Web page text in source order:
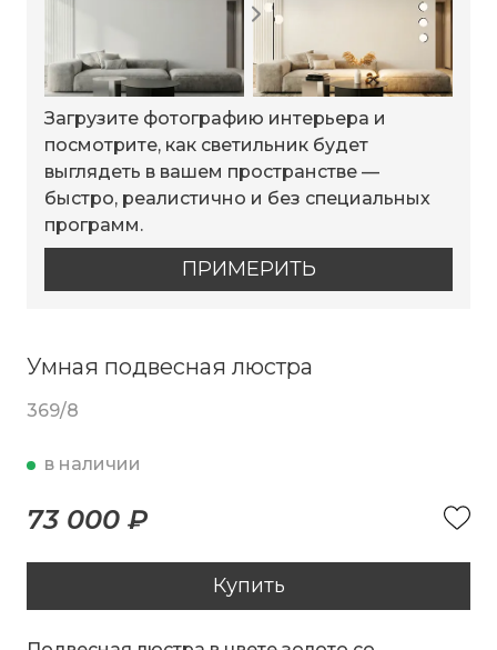
Загрузите фотографию интерьера и
посмотрите, как светильник будет
выглядеть в вашем пространстве —
быстро, реалистично и без специальных
программ.
ПРИМЕРИТЬ
Умная подвесная люстра
369/8
в наличии
73 000 ₽
Купить